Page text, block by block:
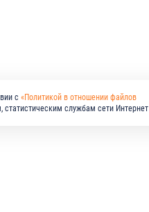
с «Политикой в отношении файлов
статистическим службам сети Интернет